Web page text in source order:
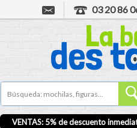
03 20 86
VENTAS: 5% de descuento